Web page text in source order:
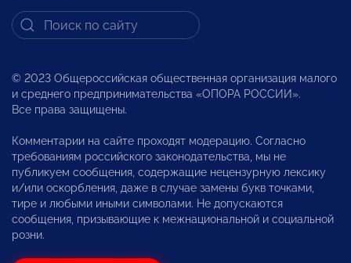
© 2023 Общероссийская общественная организация малого
и среднего предпринимательства «ОПОРА РОССИИ».
Все права защищены.
Комментарии на сайте проходят модерацию. Согласно
требованиям российского законодательства, мы не
публикуем сообщения, содержащие нецензурную лексику
и/или оскорбления, даже в случае замены букв точками,
тире и любыми иными символами. Не допускаются
сообщения, призывающие к межнациональной и социальной
розни.